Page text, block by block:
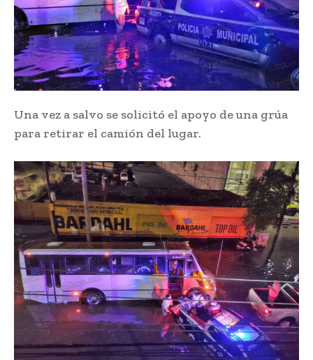
Una vez a salvo se solicitó el apoyo de una grúa
para retirar el camión del lugar.